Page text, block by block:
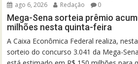
ago 6, 2026 Redação 0
Mega-Sena sorteia prêmio
milhões nesta quinta-feira
A Caixa Econômica Federal realiza,
sorteio do concurso 3.041 da Mega-